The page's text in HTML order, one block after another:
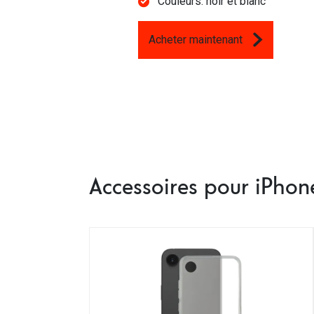
Acheter maintenant
Accessoires pour